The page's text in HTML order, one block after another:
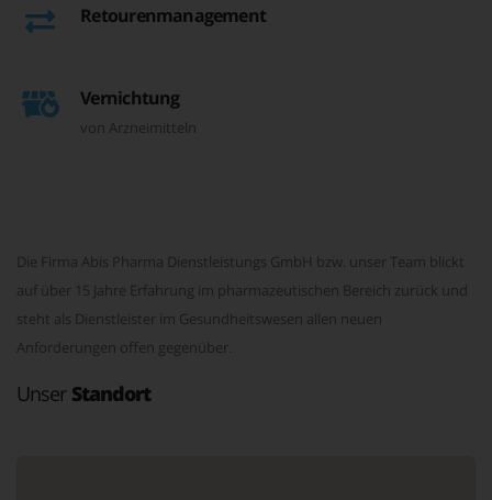
Retourenmanagement
Vernichtung
von Arzneimitteln
Die Firma Abis Pharma Dienstleistungs GmbH bzw. unser Team blickt
auf über 15 Jahre Erfahrung im pharmazeutischen Bereich zurück und
steht als Dienstleister im Gesundheitswesen allen neuen
Anforderungen offen gegenüber.
Unser Standort